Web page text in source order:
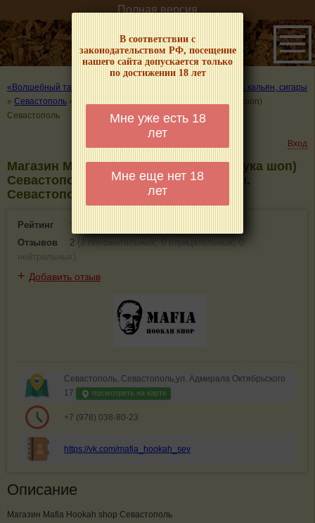
В соответствии с
законодательством РФ, посещение
нашего сайта допускается только
по достижении 18 лет
Мне уже есть 18
лет
Мне еще нет 18
лет
Полная версия
«Волшебный табачок» – о табаке и курении
Где покурить кальян, сигары
» Севастополь »
Магазин Mafia Hookah Shop (Мафия хука шоп)
Севастополь
Вход
Магазин Mafia Hookah Shop (Мафия хука шоп)
Севастополь - информация и отзывы.
Севастополь
Рейтинг
Отзывов
2 (2 положительных,0 отрицательных, 0
нейтральных )
+ Добавить отзыв
Севастополь, Севастополь,ул. Адмирала Октябрьского
17
посмотреть на карте
+7 (978) 038-80-23
https://vk.com/mafia_hookah_sev
Описание
Магазин Mafia Hookah shop Севастополь